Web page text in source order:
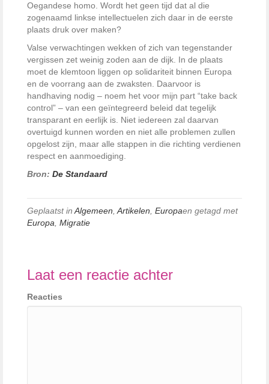
Oegandese homo. Wordt het geen tijd dat al die
zogenaamd linkse intellectuelen zich daar in de eerste
plaats druk over maken?
Valse verwachtingen wekken of zich van tegenstander
vergissen zet weinig zoden aan de dijk. In de plaats
moet de klemtoon liggen op solidariteit binnen Europa
en de voorrang aan de zwaksten. Daarvoor is
handhaving nodig – noem het voor mijn part “take back
control” – van een geïntegreerd beleid dat tegelijk
transparant en eerlijk is. Niet iedereen zal daarvan
overtuigd kunnen worden en niet alle problemen zullen
opgelost zijn, maar alle stappen in die richting verdienen
respect en aanmoediging.
Bron: De Standaard
Geplaatst in Algemeen Artikelen Europaen getagd met
Europa Migratie
Laat een reactie achter
Reacties